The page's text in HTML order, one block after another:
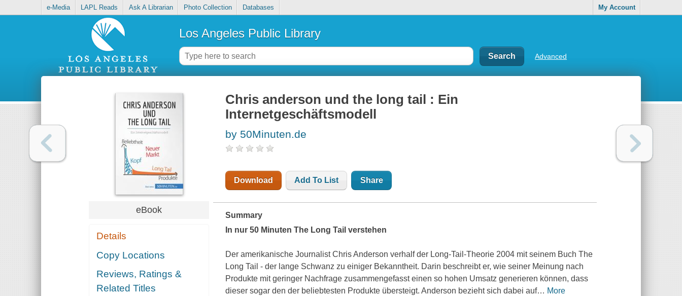
e-Media LAPL Reads Ask A Librarian Photo Collection Databases My Account
Los Angeles Public Library
Advanced
eBook
Details
Copy Locations
Reviews, Ratings &
Related Titles
Chris anderson und the long tail : Ein
Internetgeschäftsmodell
by 50Minuten.de
Download Add To List Share
Summary
In nur 50 MinutenThe Long Tail verstehen
Der amerikanische Journalist Chris Anderson verhalf der Long-Tail-Theorie 2004 mit seinem BuchThe
Long Tail - der lange Schwanz zu einiger Bekanntheit. Darin beschreibt er, wie seiner Meinung nach
Produkte mit geringer Nachfrage zusammengefasst einen so hohen Umsatz generieren können, dass
dieser sogar den der beliebtesten Produkte übersteigt. Anderson bezieht sich dabei auf… More